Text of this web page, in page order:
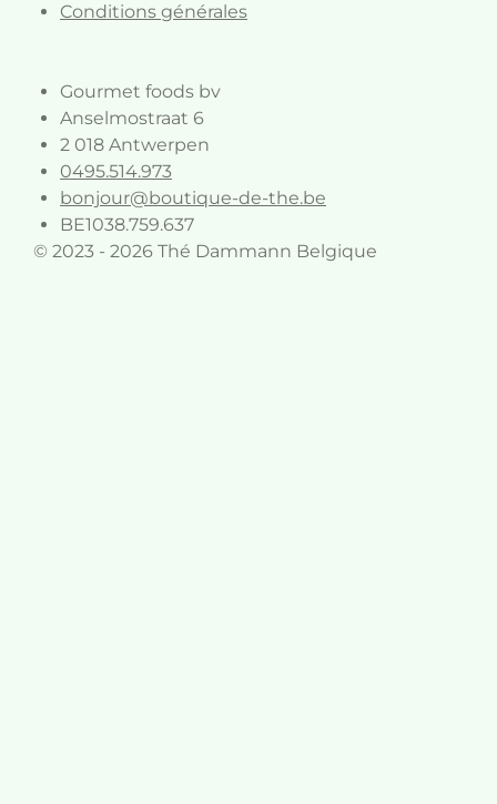
Conditions générales
Gourmet foods bv
Anselmostraat 6
2 018 Antwerpen
0495.514.973
bonjour@boutique-de-the.be
BE1038.759.637
© 2023 - 2026 Thé Dammann Belgique